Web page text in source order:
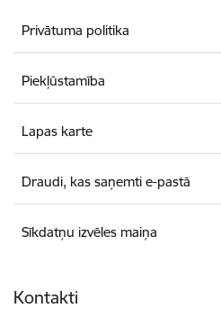
Privātuma politika
Piekļūstamība
Lapas karte
Draudi, kas saņemti e-pastā
Sīkdatņu izvēles maiņa
Kontakti